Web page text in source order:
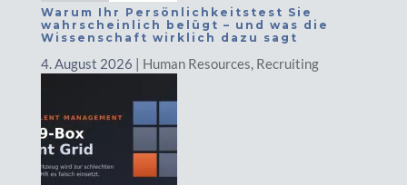
Warum Ihr Persönlichkeitstest Sie
wahrscheinlich belügt – und was die
Wissenschaft wirklich dazu sagt
4. August 2026 | Human Resources, Recruiting